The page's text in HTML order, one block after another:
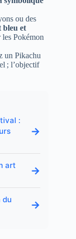
ou des
bleu et
Pokémon
un Pikachu
; l’objectif
:
→
art
→
du
→